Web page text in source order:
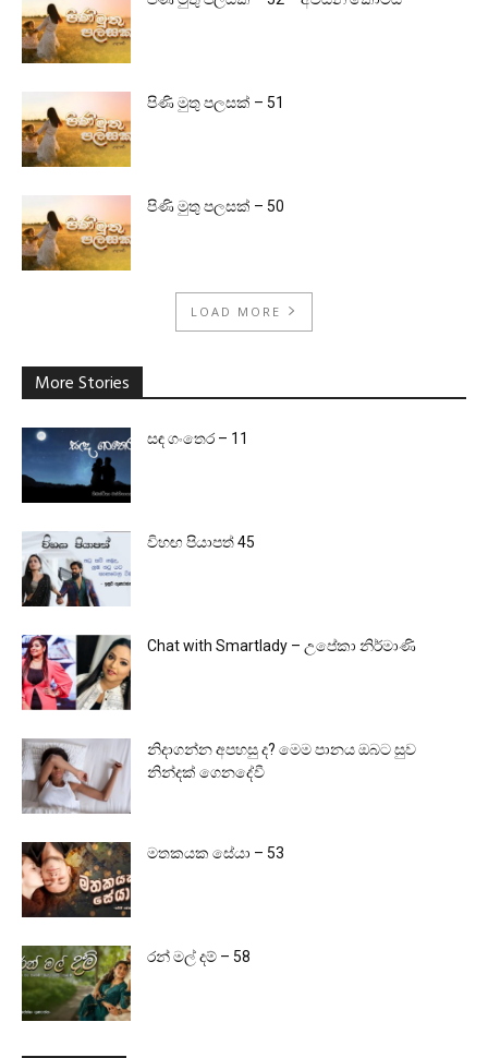
පිණි මුතු පලසක් – 51
පිණි මුතු පලසක් – 50
LOAD MORE
More Stories
සඳ ගංතෙර – 11
විහඟ පියාපත් 45
Chat with Smartlady – උපේකා නිර්මාණි
නිදාගන්න අපහසු ද? මෙම පානය ඔබට සුව
නින්දක් ගෙනදේවී
මතකයක සේයා – 53
රන් මල් දම් – 58